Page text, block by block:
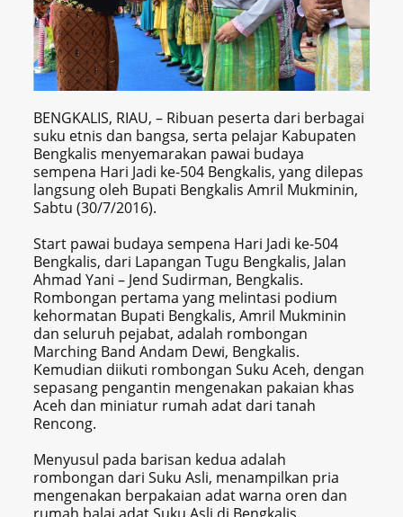
BENGKALIS, RIAU, – Ribuan peserta dari berbagai
suku etnis dan bangsa, serta pelajar Kabupaten
Bengkalis menyemarakan pawai budaya
sempena Hari Jadi ke-504 Bengkalis, yang dilepas
langsung oleh Bupati Bengkalis Amril Mukminin,
Sabtu (30/7/2016).
Start pawai budaya sempena Hari Jadi ke-504
Bengkalis, dari Lapangan Tugu Bengkalis, Jalan
Ahmad Yani – Jend Sudirman, Bengkalis.
Rombongan pertama yang melintasi podium
kehormatan Bupati Bengkalis, Amril Mukminin
dan seluruh pejabat, adalah rombongan
Marching Band Andam Dewi, Bengkalis.
Kemudian diikuti rombongan Suku Aceh, dengan
sepasang pengantin mengenakan pakaian khas
Aceh dan miniatur rumah adat dari tanah
Rencong.
Menyusul pada barisan kedua adalah
rombongan dari Suku Asli, menampilkan pria
mengenakan berpakaian adat warna oren dan